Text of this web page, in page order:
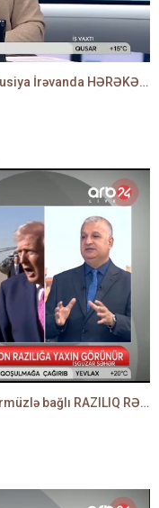
Moskvadan Paşinyana XƏBƏRDARLIQ: Rusiya İrəvanda HƏRƏKƏTƏ KEÇDİ - TAMİLLA QULAMİ danışır
Tramp İranın ŞƏRTİNİ QƏBUL ETDİ? - Hörmüzlə bağlı RAZILIQ RƏSMƏN AÇIQLANIR -BAKİR HƏDƏNBƏYLİ danışır